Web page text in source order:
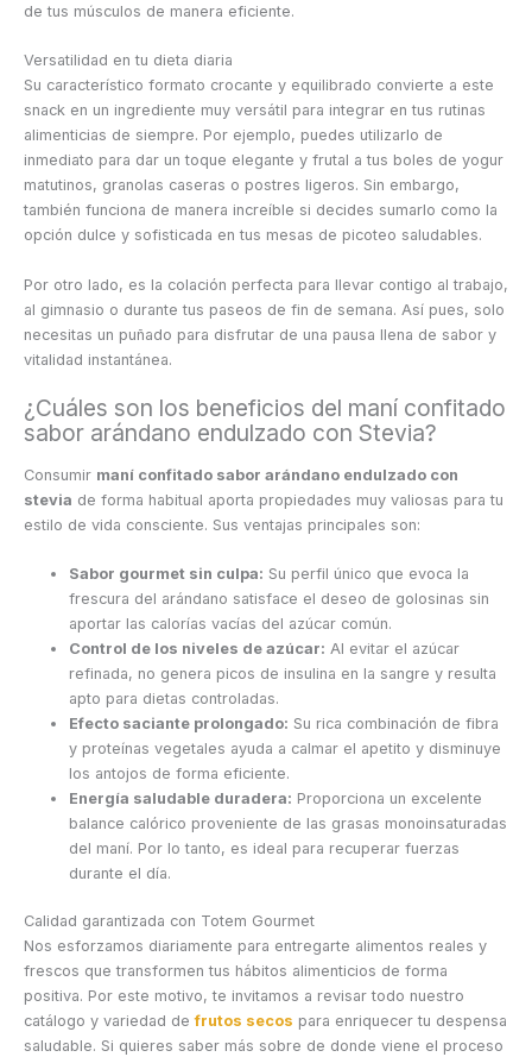
de tus músculos de manera eficiente.
Versatilidad en tu dieta diaria
Su característico formato crocante y equilibrado convierte a este
snack en un ingrediente muy versátil para integrar en tus rutinas
alimenticias de siempre. Por ejemplo, puedes utilizarlo de
inmediato para dar un toque elegante y frutal a tus boles de yogur
matutinos, granolas caseras o postres ligeros. Sin embargo,
también funciona de manera increíble si decides sumarlo como la
opción dulce y sofisticada en tus mesas de picoteo saludables.
Por otro lado, es la colación perfecta para llevar contigo al trabajo,
al gimnasio o durante tus paseos de fin de semana. Así pues, solo
necesitas un puñado para disfrutar de una pausa llena de sabor y
vitalidad instantánea.
¿Cuáles son los beneficios del maní confitado
sabor arándano endulzado con Stevia?
Consumir maní confitado sabor arándano endulzado con
stevia de forma habitual aporta propiedades muy valiosas para tu
estilo de vida consciente. Sus ventajas principales son:
Sabor gourmet sin culpa: Su perfil único que evoca la
frescura del arándano satisface el deseo de golosinas sin
aportar las calorías vacías del azúcar común.
Control de los niveles de azúcar: Al evitar el azúcar
refinada, no genera picos de insulina en la sangre y resulta
apto para dietas controladas.
Efecto saciante prolongado: Su rica combinación de fibra
y proteínas vegetales ayuda a calmar el apetito y disminuye
los antojos de forma eficiente.
Energía saludable duradera: Proporciona un excelente
balance calórico proveniente de las grasas monoinsaturadas
del maní. Por lo tanto, es ideal para recuperar fuerzas
durante el día.
Calidad garantizada con Totem Gourmet
Nos esforzamos diariamente para entregarte alimentos reales y
frescos que transformen tus hábitos alimenticios de forma
positiva. Por este motivo, te invitamos a revisar todo nuestro
catálogo y variedad defrutos secos para enriquecer tu despensa
saludable. Si quieres saber más sobre de donde viene el proceso